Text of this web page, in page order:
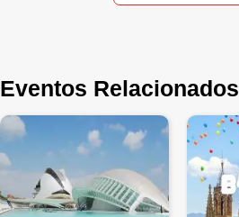
Eventos Relacionados